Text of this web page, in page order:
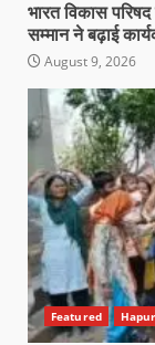
भारत विकास
सम्मान ने बढ़ाई
August 9, 2026
Featured